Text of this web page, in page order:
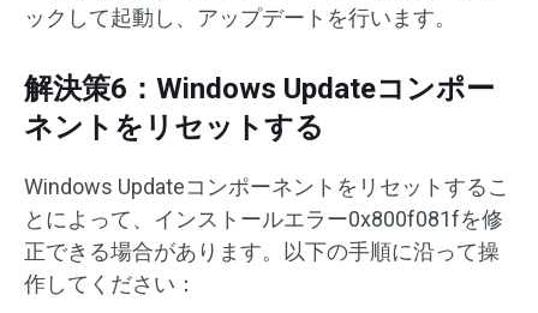
ックして起動し、アップデートを行います。
解決策6：Windows Updateコンポー
ネントをリセットする
Windows Updateコンポーネントをリセットするこ
とによって、インストールエラー0x800f081fを修
正できる場合があります。以下の手順に沿って操
作してください：